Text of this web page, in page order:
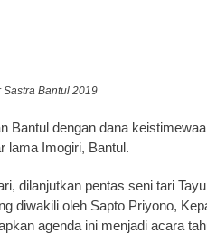
Sastra Bantul 2019
Bantul dengan dana
lama Imogiri, Bantul.
dilanjutkan pentas seni tari
diwakili oleh Sapto Priyono,
agenda ini menjadi acara